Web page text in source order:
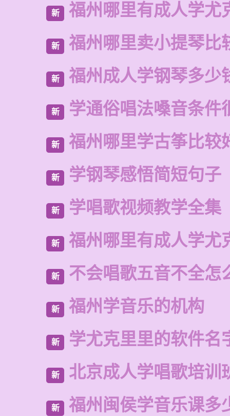
新 福州哪里有成人学尤
新 福州哪里卖小提琴比
新 福州成人学钢琴多少
新 学通俗唱法嗓音条件
新 福州哪里学古筝比较
新 学钢琴感悟简短句子
新 学唱歌视频教学全集
新 福州哪里有成人学尤
新 不会唱歌五音不全怎
新 福州学音乐的机构
新 学尤克里里的软件名
新 北京成人学唱歌培训
新 福州闽侯学音乐课多